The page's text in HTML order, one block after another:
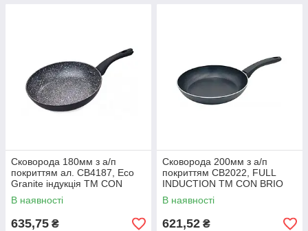
Сковорода 180мм з а/п
покриттям ал. СВ4187, Eco
Granite індукція ТМ CON
BRIO
В наявності
635,75 ₴
Сковорода 200мм з а/п
покриттям СВ2022, FULL
INDUCTION ТМ CON BRIO
В наявності
621,52 ₴